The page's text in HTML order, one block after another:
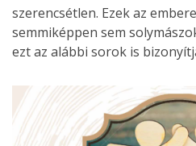
szerencsétlen. Ezek az
semmiképpen sem
ezt az alábbi sorok is